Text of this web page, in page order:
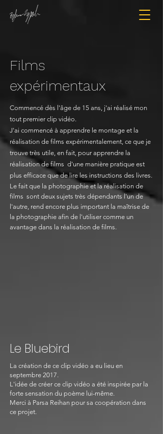
Films
expérimentaux
Commencé dès l'âge de 15 ans, j'ai réalisé mon
tout premier clip vidéo.
J'ai commencé à apprendre le montage et la
réalisation de films expérimentalement, ce que je
trouve très utile, en fait, pour apprendre la
réalisation de films d'une manière pratique est
plus efficace que de lire les instructions des livres.
Le fait que la photographie et la réalisation de
films sont deux sujets très dépendants l'un de
l'autre, rend encore plus important la maîtrise de
la photographie afin de l'utiliser comme un
avantage dans la réalisation de films.
Le Bluebird
La création de ce clip vidéo a eu lieu en
septembre 2017.
L'idée de créer ce clip vidéo a été inspirée par la
forte sensation du poème lui-même.
Merci à Parsa Reihan pour sa coopération dans
ce projet.